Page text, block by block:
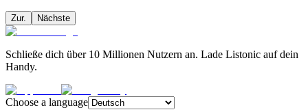
Zur. Nächste
Schließe dich über 10 Millionen Nutzern an. Lade Listonic auf dein
Handy.
Choose a language